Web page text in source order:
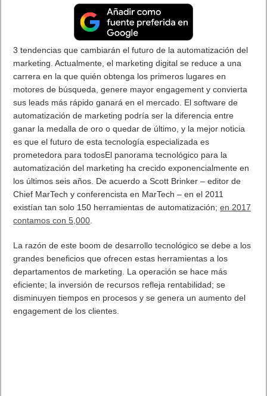
3 tendencias que cambiarán el futuro de la automatización del
marketing. Actualmente, el marketing digital se reduce a una
carrera en la que quién obtenga los primeros lugares en
motores de búsqueda, genere mayor engagement y convierta
sus leads más rápido ganará en el mercado. El software de
automatización de marketing podría ser la diferencia entre
ganar la medalla de oro o quedar de último, y la mejor noticia
es que el futuro de esta tecnología especializada es
prometedora para todosEl panorama tecnológico para la
automatización del marketing ha crecido exponencialmente en
los últimos seis años. De acuerdo a Scott Brinker – editor de
Chief MarTech y conferencista en MarTech – en el 2011
existían tan solo 150 herramientas de automatización;en 2017
contamos con 5,000.
La razón de este boom de desarrollo tecnológico se debe a los
grandes beneficios que ofrecen estas herramientas a los
departamentos de marketing. La operación se hace más
eficiente; la inversión de recursos refleja rentabilidad; se
disminuyen tiempos en procesos y se genera un aumento del
engagement de los clientes.